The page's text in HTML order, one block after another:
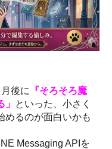
後に
『そろそろ魔
といった、小さく
めるのが面白いかも
Messaging APIを